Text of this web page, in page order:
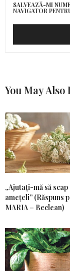
SALVEAZĂ-MI
NAVIGATOR
You May Also
„Ajutați-mă să scap
amețeli” (Răspuns
MARIA – Beclean)